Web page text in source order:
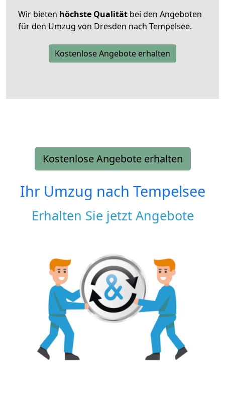
Wir bieten höchste Qualität bei den Angeboten
für den Umzug von Dresden nach Tempelsee.
Kostenlose Angebote erhalten
Kostenlose Angebote erhalten
Ihr Umzug nach Tempelsee
Erhalten Sie jetzt Angebote